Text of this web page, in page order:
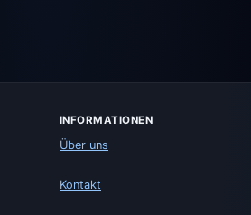
INFORMATIONEN
Über uns
Kontakt